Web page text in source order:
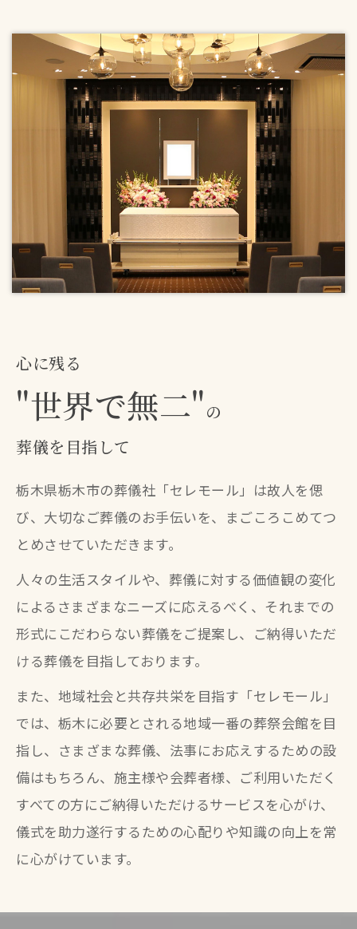
心に残る
"世界で無二"の
葬儀を目指して
栃木県栃木市の葬儀社「セレモール」は故人を偲
び、大切なご葬儀のお手伝いを、まごころこめてつ
とめさせていただきます。
人々の生活スタイルや、葬儀に対する価値観の変化
によるさまざまなニーズに応えるべく、それまでの
形式にこだわらない葬儀をご提案し、ご納得いただ
ける葬儀を目指しております。
また、地域社会と共存共栄を目指す「セレモール」
では、栃木に必要とされる地域一番の葬祭会館を目
指し、さまざまな葬儀、法事にお応えするための設
備はもちろん、施主様や会葬者様、ご利用いただく
すべての方にご納得いただけるサービスを心がけ、
儀式を助力遂行するための心配りや知識の向上を常
に心がけています。